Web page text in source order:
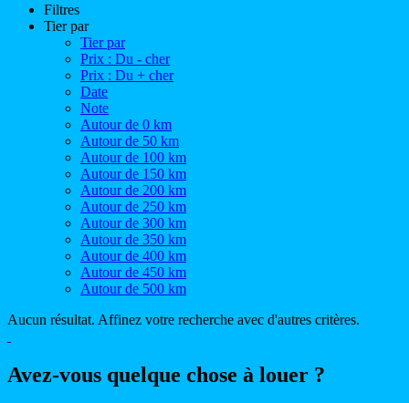
Filtres
Tier par
Tier par
Prix : Du - cher
Prix : Du + cher
Date
Note
Autour de 0 km
Autour de 50 km
Autour de 100 km
Autour de 150 km
Autour de 200 km
Autour de 250 km
Autour de 300 km
Autour de 350 km
Autour de 400 km
Autour de 450 km
Autour de 500 km
Aucun résultat. Affinez votre recherche avec d'autres critères.
Avez-vous quelque chose à louer ?